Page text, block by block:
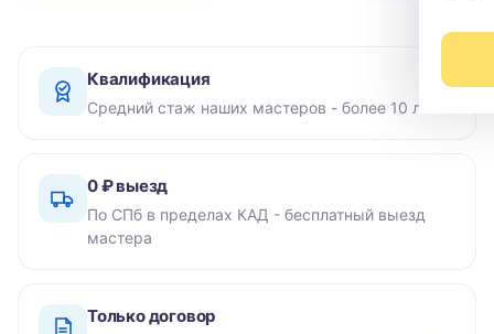
Квалификация
Средний стаж наших мастеров - более 10 лет
0 ₽ выезд
По СПб в пределах КАД - бесплатный выезд
мастера
Только договор